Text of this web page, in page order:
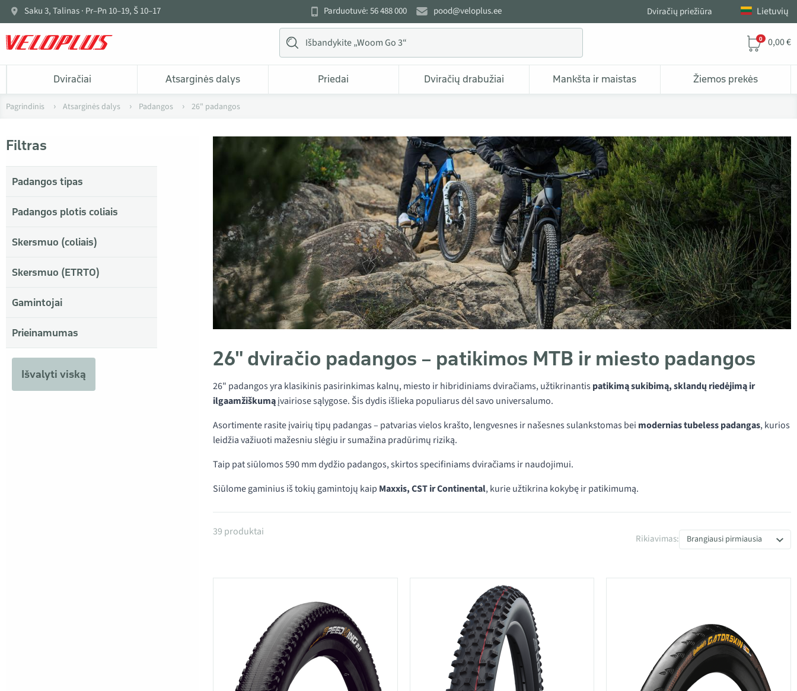
Saku 3, Talinas · Pr–Pn 10–19, Š 10–17 Parduotuvė: 56 488 000 pood@veloplus.ee Dviračių priežiūra Lietuvių
0 0,00 €
Dviračiai Atsarginės dalys Priedai Dviračių drabužiai Mankšta ir maistas Žiemos prekės
Pagrindinis Atsarginės dalys Padangos 26" padangos
26" dviračio padangos – patikimos MTB ir miesto padangos
26" padangos yra klasikinis pasirinkimas kalnų, miesto ir hibridiniams dviračiams, užtikrinantispatikimą sukibimą, sklandų riedėjimą ir
ilgaamžiškumąįvairiose sąlygose. Šis dydis išlieka populiarus dėl savo universalumo.
Asortimente rasite įvairių tipų padangas – patvarias vielos krašto, lengvesnes ir našesnes sulankstomas bei modernias tubeless padangas, kurios
leidžia važiuoti mažesniu slėgiu ir sumažina pradūrimų riziką.
Taip pat siūlomos 590 mm dydžio padangos, skirtos specifiniams dviračiams ir naudojimui.
Siūlome gaminius iš tokių gamintojų kaip Maxxis, CST ir Continental, kurie užtikrina kokybę ir patikimumą.
Filtras
Padangos tipas
Padangos plotis coliais
Skersmuo (coliais)
Skersmuo (ETRTO)
Gamintojai
Prieinamumas
Išvalyti viską
Produktai kategorijoje 26" padangos
39 produktai
Rikiavimas: Brangiausi pirmiausia